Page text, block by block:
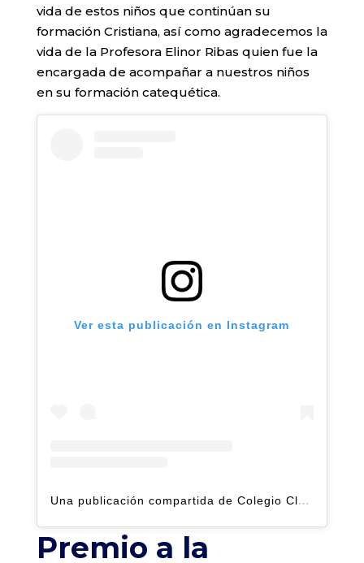
vida de estos niños que continúan su
formación Cristiana, así como agradecemos la
vida de la Profesora Elinor Ribas quien fue la
encargada de acompañar a nuestros niños
en su formación catequética.
Ver esta publicación en Instagram
Una publicación compartida de Colegio Claret | Alto Hatillo (@clarethatillo)
Premio a la